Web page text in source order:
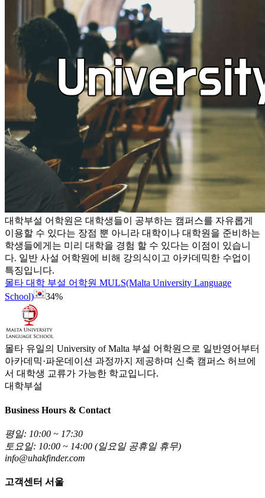
대학부설 어학원은 대학생들이 공부하는 캠퍼스를 자유롭게
이용할 수 있다는 장점 뿐 아니라 대학이나 대학원을 준비하는
학생들에게는 미리 대학을 경험 할 수 있다는 이점이 있습니
다. 일반 사설 어학원에 비해 강의식이고 아카데믹한 수업이
특징입니다.
몰타 대학 부설 어학원 MULS(Malta University Language
School)
34%
몰타 유일의 University of Malta 부설 어학원으로 일반영어부터
아카데믹·파운데이션 과정까지 제공하며 신축 캠퍼스 허브에
서 대학생 교류가 가능한 학교입니다.
대학부설
Business Hours & Contact
평일: 10:00 ~ 17:30
토요일: 10:00 ~ 14:00 (일요일 공휴일 휴무)
info@uhakfinder.com
고객센터 서울